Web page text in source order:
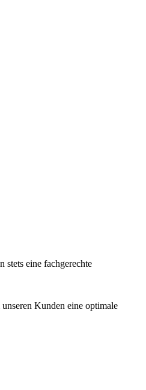
stets eine fachgerechte
Kunden eine optimale